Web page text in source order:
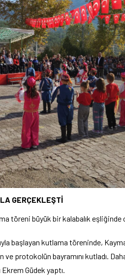
GERÇEKLEŞTİ
töreni büyük bir kalabalık
başlayan kutlama töreninde,
ve protokolün bayramını kutladı.
Güdek yaptı.